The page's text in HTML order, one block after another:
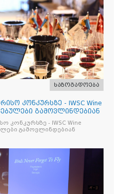
საზოგადოება
კონკურსზე - IWSC Wine
გამოვლინდებიან
- IWSC Wine
გამოვლინდებიან